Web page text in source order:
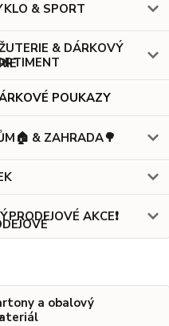
& SPORT
& DÁRKOVÝ
POUKAZY
& ZAHRADA🌳
AKCE❗
a obalový